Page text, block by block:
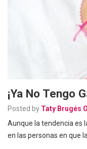
¡Ya No Tengo
Posted by Taty Brugés
Aunque la tendencia es
en las personas en que